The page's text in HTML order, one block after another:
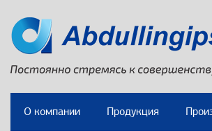
О компании Продукция